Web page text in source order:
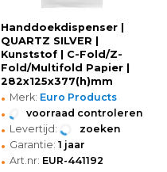
Handdoekdispenser |
QUARTZ SILVER |
Kunststof | C-Fold/Z-
Fold/Multifold Papier |
282x125x377(h)mm
• Merk: Euro Products
• voorraad controleren
• Levertijd: zoeken
• Garantie: 1 jaar
• Art.nr: EUR-441192